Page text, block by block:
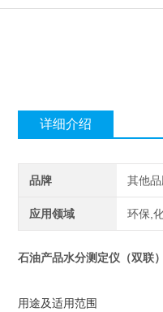
详细介绍
品牌 其他品
应用领域 环保,
石油产品水分测定仪（双联）
用途及适用范围